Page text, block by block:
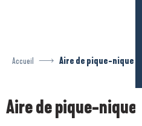
Accueil Aire de pique-nique
Aire de pique-nique